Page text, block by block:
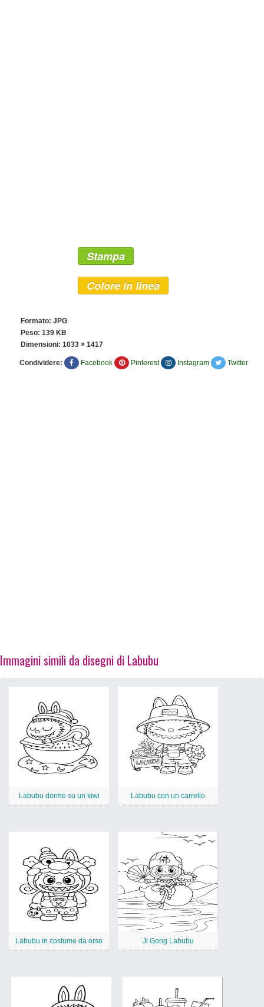
Stampa
Colore in linea
Formato: JPG
Peso: 139 KB
Dimensioni: 1033 × 1417
Condividere: Facebook Pinterest Instagram Twitter
Immagini simili da disegni di Labubu
Labubu dorme su un kiwi Labubu con un carrello
Labubu in costume da orso Ji Gong Labubu